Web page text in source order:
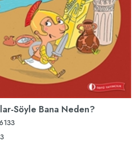
Söyle Bana Neden?